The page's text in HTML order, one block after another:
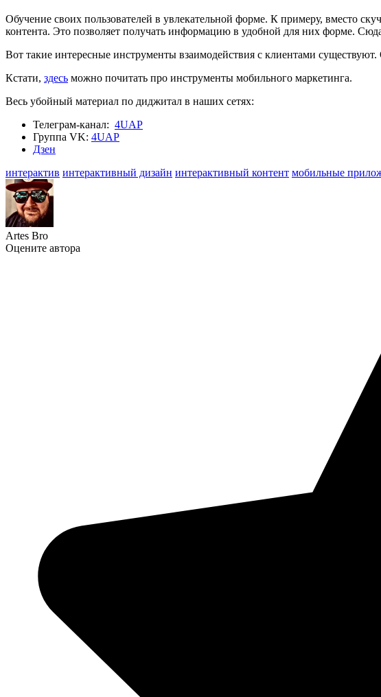
Обучение своих пользователей в увлекательной форме. К примеру, вместо
контента. Это позволяет получать информацию в удобной для них форме.
Вот такие интересные инструменты взаимодействия с клиентами
Кстати, здесь можно почитать про инструменты мобильного маркетинга.
Весь убойный материал по диджитал в наших сетях:
Телеграм-канал: 4UAP
Группа VK: 4UAP
Дзен
интерактив интерактивный дизайн интерактивный контент мобильные
Artes Bro
Оцените автора